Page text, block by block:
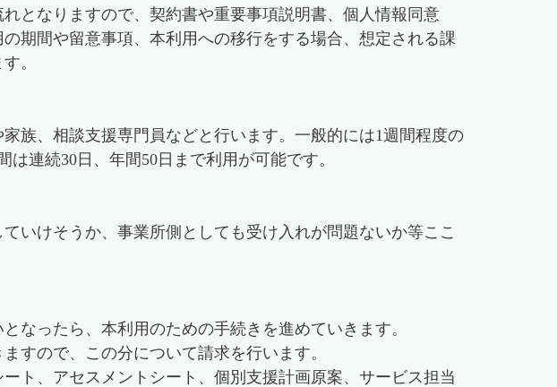
となりますので、契約書や重要事項説明書、個人情報同意
期間や留意事項、本利用への移行をする場合、想定される課
。
族、相談支援専門員などと行います。一般的には1週間程度の
連続30日、年間50日まで利用が可能です。
いけそうか、事業所側としても受け入れが問題ないか等ここ
なったら、本利用のための手続きを進めていきます。
すので、この分について請求を行います。
ト、アセスメントシート、個別支援計画原案、サービス担当